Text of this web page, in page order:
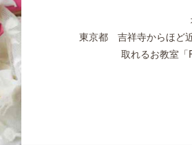
東京都 吉祥寺からほど
取れるお教室「